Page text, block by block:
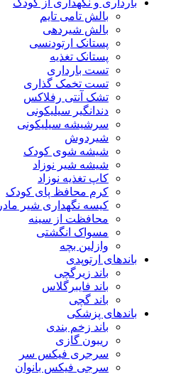
بارداری و نگهداری از کودک
بالش تامی تایم
بالش شیردهی
پستانک ارتودنسی
پستانک تغذیه
تست بارداری
تست تخمک گذاری
تشک آنتی رفلاکس
دندانگیر سیلیکونی
سرشیشه سیلیکونی
شیردوش
شیشه شوی کودک
شیشه شیر نوزاد
کاپ تغذیه نوزاد
کرم محافظ پای کودک
کیسه نگهداری شیر مادر
محافظت از سینه
مسواک انگشتی
وازلین بچه
باندهای ارتوپدی
باند زیرگچی
باند فایبرگلاس
باند گچی
باندهای پزشکی
باند زخم بندی
ریبون گازی
سرجری فیکس سر
سرجی فیکس بانوان